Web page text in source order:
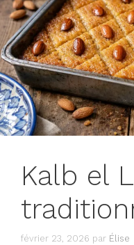
Kalb el
février 23, 2026 par Élise